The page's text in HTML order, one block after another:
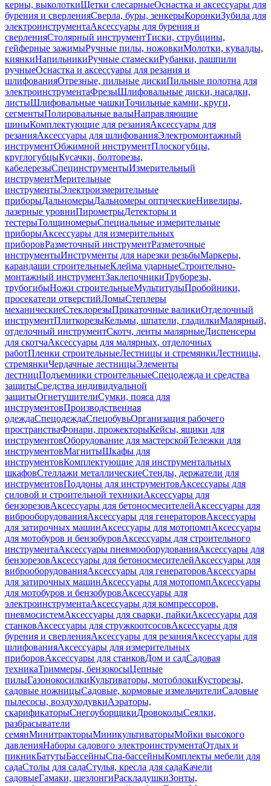
керны, выколоткиЩетки слесарныеОснастка и аксессуары для
бурения и сверленияСверла, буры, зенкерыКоронкиЗубила для
электроинструментаАксессуары для бурения и
сверленияСтолярный инструментТиски, струбцины,
гейферные зажимыРучные пилы, ножовкиМолотки, кувалды,
киянкиНапильникиРучные стамескиРубанки, рашпили
ручныеОснастка и аксессуары для резания и
шлифованияОтрезные, пильные дискиПильные полотна для
электроинструментаФрезыШлифовальные диски, насадки,
листыШлифовальные чашкиТочильные камни, круги,
сегментыПолировальные валыНаправляющие
шиныКомплектующие для резанияАксессуары для
резанияАксессуары для шлифованияЭлектромонтажный
инструментОбжимной инструментПлоскогубцы,
круглогубцыКусачки, болторезы,
кабелерезыСпецинструментыИзмерительный
инструментМерительные
инструментыЭлектроизмерительные
приборыДальномерыДальномеры оптическиеНивелиры,
лазерные уровниПирометрыДетекторы и
тестерыТолщиномерыСпециальные измерительные
приборыАксессуары для измерительных
приборовРазметочный инструментРазметочные
инструментыИнструменты для нарезки резьбыМаркеры,
карандаши строительныеКлейма ударныеСтроительно-
монтажный инструментЗаклепочникиТруборезы,
трубогибыНожи строительныеМультитулыПробойники,
просекатели отверстийЛомыСтеплеры
механическиеСтеклорезыПрикаточные валикиОтделочный
инструментПлиткорезыКельмы, шпатели, гладилкиМалярный,
отделочный инструментСкотч, ленты малярныеДиспенсеры
для скотчаАксессуары для малярных, отделочных
работПленки строительныеЛестницы и стремянкиЛестницы,
стремянкиЧердачные лестницыЭлементы
лестницПодъемники строительныеСпецодежда и средства
защитыСредства индивидуальной
защитыОгнетушителиСумки, пояса для
инструментовПроизводственная
одеждаСпецодеждаСпецобувьОрганизация рабочего
пространстваФонари, прожекторыКейсы, ящики для
инструментовОборудование для мастерскойТележки для
инструментовМагнитыШкафы для
инструментовКомплектующие для инструментальных
шкафовСтеллажи металлическиеСтенды, держатели для
инструментовПоддоны для инструментовАксессуары для
силовой и строительной техникиАксессуары для
бензорезовАксессуары для бетоносмесителейАксессуары для
виброоборудованияАксессуары для генераторовАксессуары
для затирочных машинАксессуары для мотопомпАксессуары
для мотобуров и бензобуровАксессуары для строительного
инструментаАксессуары пневмооборудованияАксессуары для
бензорезовАксессуары для бетоносмесителейАксессуары для
виброоборудованияАксессуары для генераторовАксессуары
для затирочных машинАксессуары для мотопомпАксессуары
для мотобуров и бензобуровАксессуары для
электроинструментаАксессуары для компрессоров,
пневмосистемАксессуары для сварки, пайкиАксессуары для
станковАксессуары для стружкоотсосовАксессуары для
бурения и сверленияАксессуары для резанияАксессуары для
шлифованияАксессуары для измерительных
приборовАксессуары для станковДом и садСадовая
техникаТриммеры, бензокосыЦепные
пилыГазонокосилкиКультиваторы, мотоблокиКусторезы,
садовые ножницыСадовые, кормовые измельчителиСадовые
пылесосы, воздуходувкиАэраторы,
скарификаторыСнегоуборщикиДровоколыСеялки,
разбрасыватели
семянМинитракторыМиникультиваторыМойки высокого
давленияНаборы садового электроинструментаОтдых и
пикникБатутыБассейныСпа-бассейныКомплекты мебели для
садаСтолы для садаСтулья, кресла для садаКачели
садовыеГамаки, шезлонгиРаскладушкиЗонты,